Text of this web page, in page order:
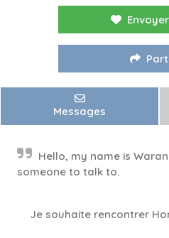
Messages
Hello, my name is
someone to talk to.
Je souhaite rencontrer